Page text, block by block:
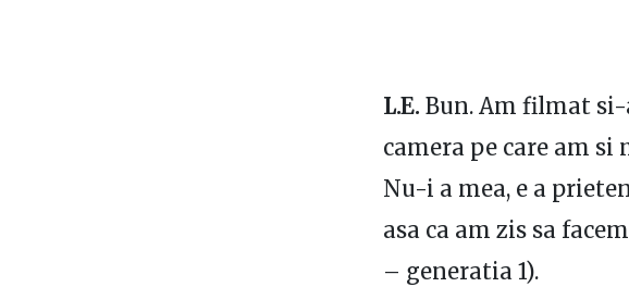
L.E. Bun. Am filmat
camera pe care am
Nu-i a mea, e a
asa ca am zis sa
– generatia 1).